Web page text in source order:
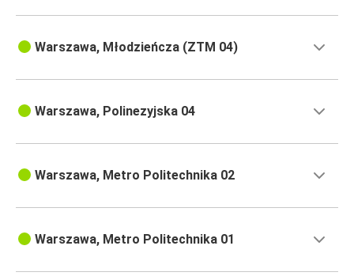
Warszawa, Młodzieńcza (ZTM 04)
Warszawa, Polinezyjska 04
Warszawa, Metro Politechnika 02
Warszawa, Metro Politechnika 01